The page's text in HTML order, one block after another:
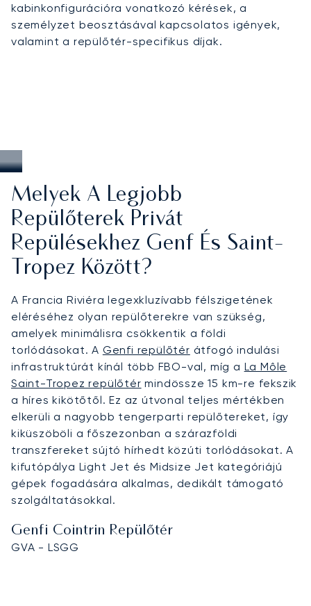
kabinkonfigurációra vonatkozó kérések, a
személyzet beosztásával kapcsolatos igények,
valamint a repülőtér-specifikus díjak.
Melyek A Legjobb
Repülőterek Privát
Repülésekhez Genf És Saint-
Tropez Között?
A Francia Riviéra legexkluzívabb félszigetének
eléréséhez olyan repülőterekre van szükség,
amelyek minimálisra csökkentik a földi
torlódásokat. A Genfi repülőtér átfogó indulási
infrastruktúrát kínál több FBO-val, míg a La Môle
Saint-Tropez repülőtér mindössze 15 km-re fekszik
a híres kikötőtől. Ez az útvonal teljes mértékben
elkerüli a nagyobb tengerparti repülőtereket, így
kiküszöböli a főszezonban a szárazföldi
transzfereket sújtó hírhedt közúti torlódásokat. A
kifutópálya Light Jet és Midsize Jet kategóriájú
gépek fogadására alkalmas, dedikált támogató
szolgáltatásokkal.
Genfi Cointrin Repülőtér
GVA - LSGG